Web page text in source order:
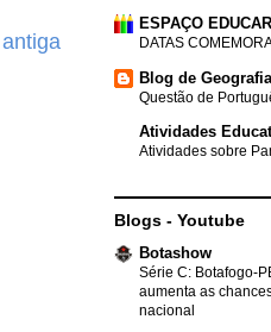
ESPAÇO EDUCAR
DATAS
Blog de Geografia
Questão de
Atividades
Atividades sobre
Blogs - Youtube
Botashow
Série C: Botafogo-
aumenta as
nacional